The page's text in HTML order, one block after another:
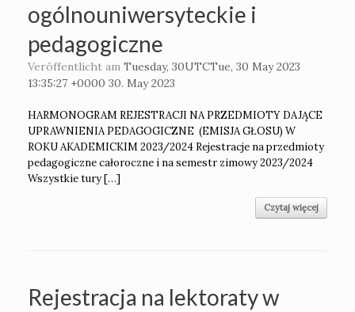
ogólnouniwersyteckie i
pedagogiczne
Veröffentlicht am Tuesday, 30UTCTue, 30 May 2023
13:35:27 +0000 30. May 2023
HARMONOGRAM REJESTRACJI NA PRZEDMIOTY DAJĄCE
UPRAWNIENIA PEDAGOGICZNE (EMISJA GŁOSU) W
ROKU AKADEMICKIM 2023/2024 Rejestracje na przedmioty
pedagogiczne całoroczne i na semestr zimowy 2023/2024
Wszystkie tury […]
Czytaj więcej
Rejestracja na lektoraty w